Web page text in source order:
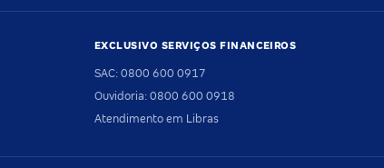
EXCLUSIVO SERVIÇOS FINANCEIROS
SAC: 0800 600 0917
Ouvidoria: 0800 600 0918
Atendimento em Libras